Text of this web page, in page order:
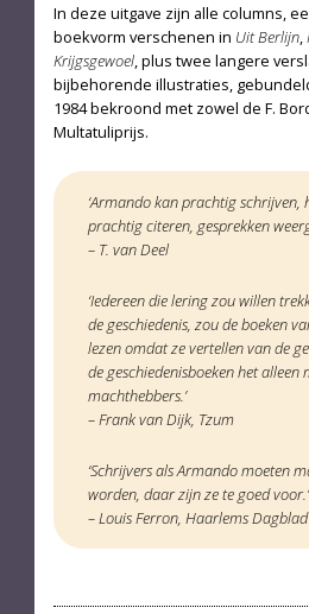
In deze uitgave zijn alle columns,
boekvorm verschenen in Uit Berlijn,
Krijgsgewoel, plus twee langere
bijbehorende illustraties,
1984 bekroond met zowel de F.
Multatuliprijs.
‘Armando kan prachtig schrijven,
prachtig citeren, gesprekken
– T. van Deel
‘Iedereen die lering zou willen
de geschiedenis, zou de boeken
lezen omdat ze vertellen van de
de geschiedenisboeken het alleen
machthebbers.’
– Frank van Dijk, Tzum
‘Schrijvers als Armando moeten
worden, daar zijn ze te goed voor.’
– Louis Ferron, Haarlems Dagblad